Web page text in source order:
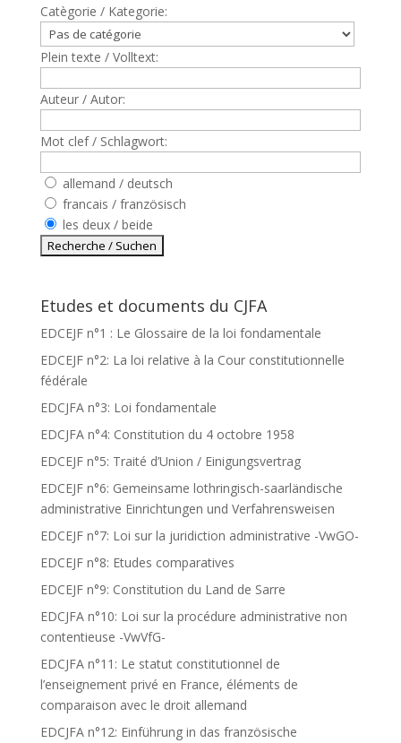
Catègorie / Kategorie:
Plein texte / Volltext:
Auteur / Autor:
Mot clef / Schlagwort:
allemand / deutsch
francais / französisch
les deux / beide
Etudes et documents du CJFA
EDCEJF n°1 : Le Glossaire de la loi fondamentale
EDCEJF n°2: La loi relative à la Cour constitutionnelle
fédérale
EDCJFA n°3: Loi fondamentale
EDCJFA n°4: Constitution du 4 octobre 1958
EDCEJF n°5: Traité d’Union / Einigungsvertrag
EDCEJF n°6: Gemeinsame lothringisch-saarländische
administrative Einrichtungen und Verfahrensweisen
EDCEJF n°7: Loi sur la juridiction administrative -VwGO-
EDCEJF n°8: Etudes comparatives
EDCEJF n°9: Constitution du Land de Sarre
EDCJFA n°10: Loi sur la procédure administrative non
contentieuse -VwVfG-
EDCJFA n°11: Le statut constitutionnel de
l’enseignement privé en France, éléments de
comparaison avec le droit allemand
EDCJFA n°12: Einführung in das französische